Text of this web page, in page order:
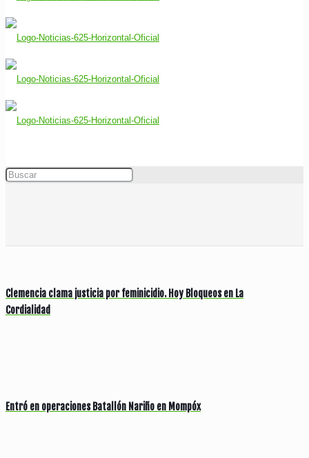
Clemencia clama justicia por feminicidio. Hoy Bloqueos en La
Cordialidad
Entró en operaciones Batallón Nariño en Mompóx